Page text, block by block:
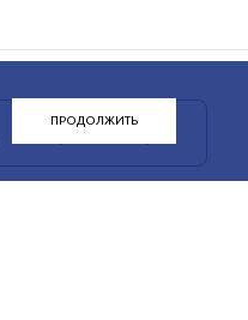
ЛК арендатора
ПРОДОЛЖИТЬ